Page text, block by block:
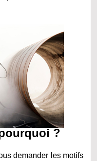
?
demander les motifs